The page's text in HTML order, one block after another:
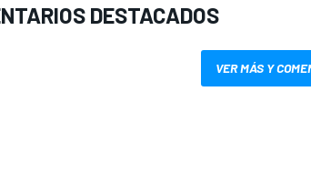
DESTACADOS
VER MÁS Y